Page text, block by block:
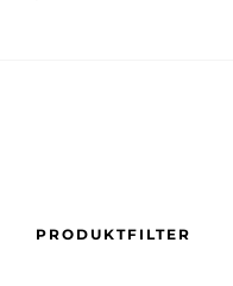
PRODUKTFILTER